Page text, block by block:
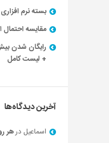
بسته نرم افزاری Primitives
مقایسه احتمال
+ لیست کامل
آخرین دیدگاه‌ها
اسماعیل درهر